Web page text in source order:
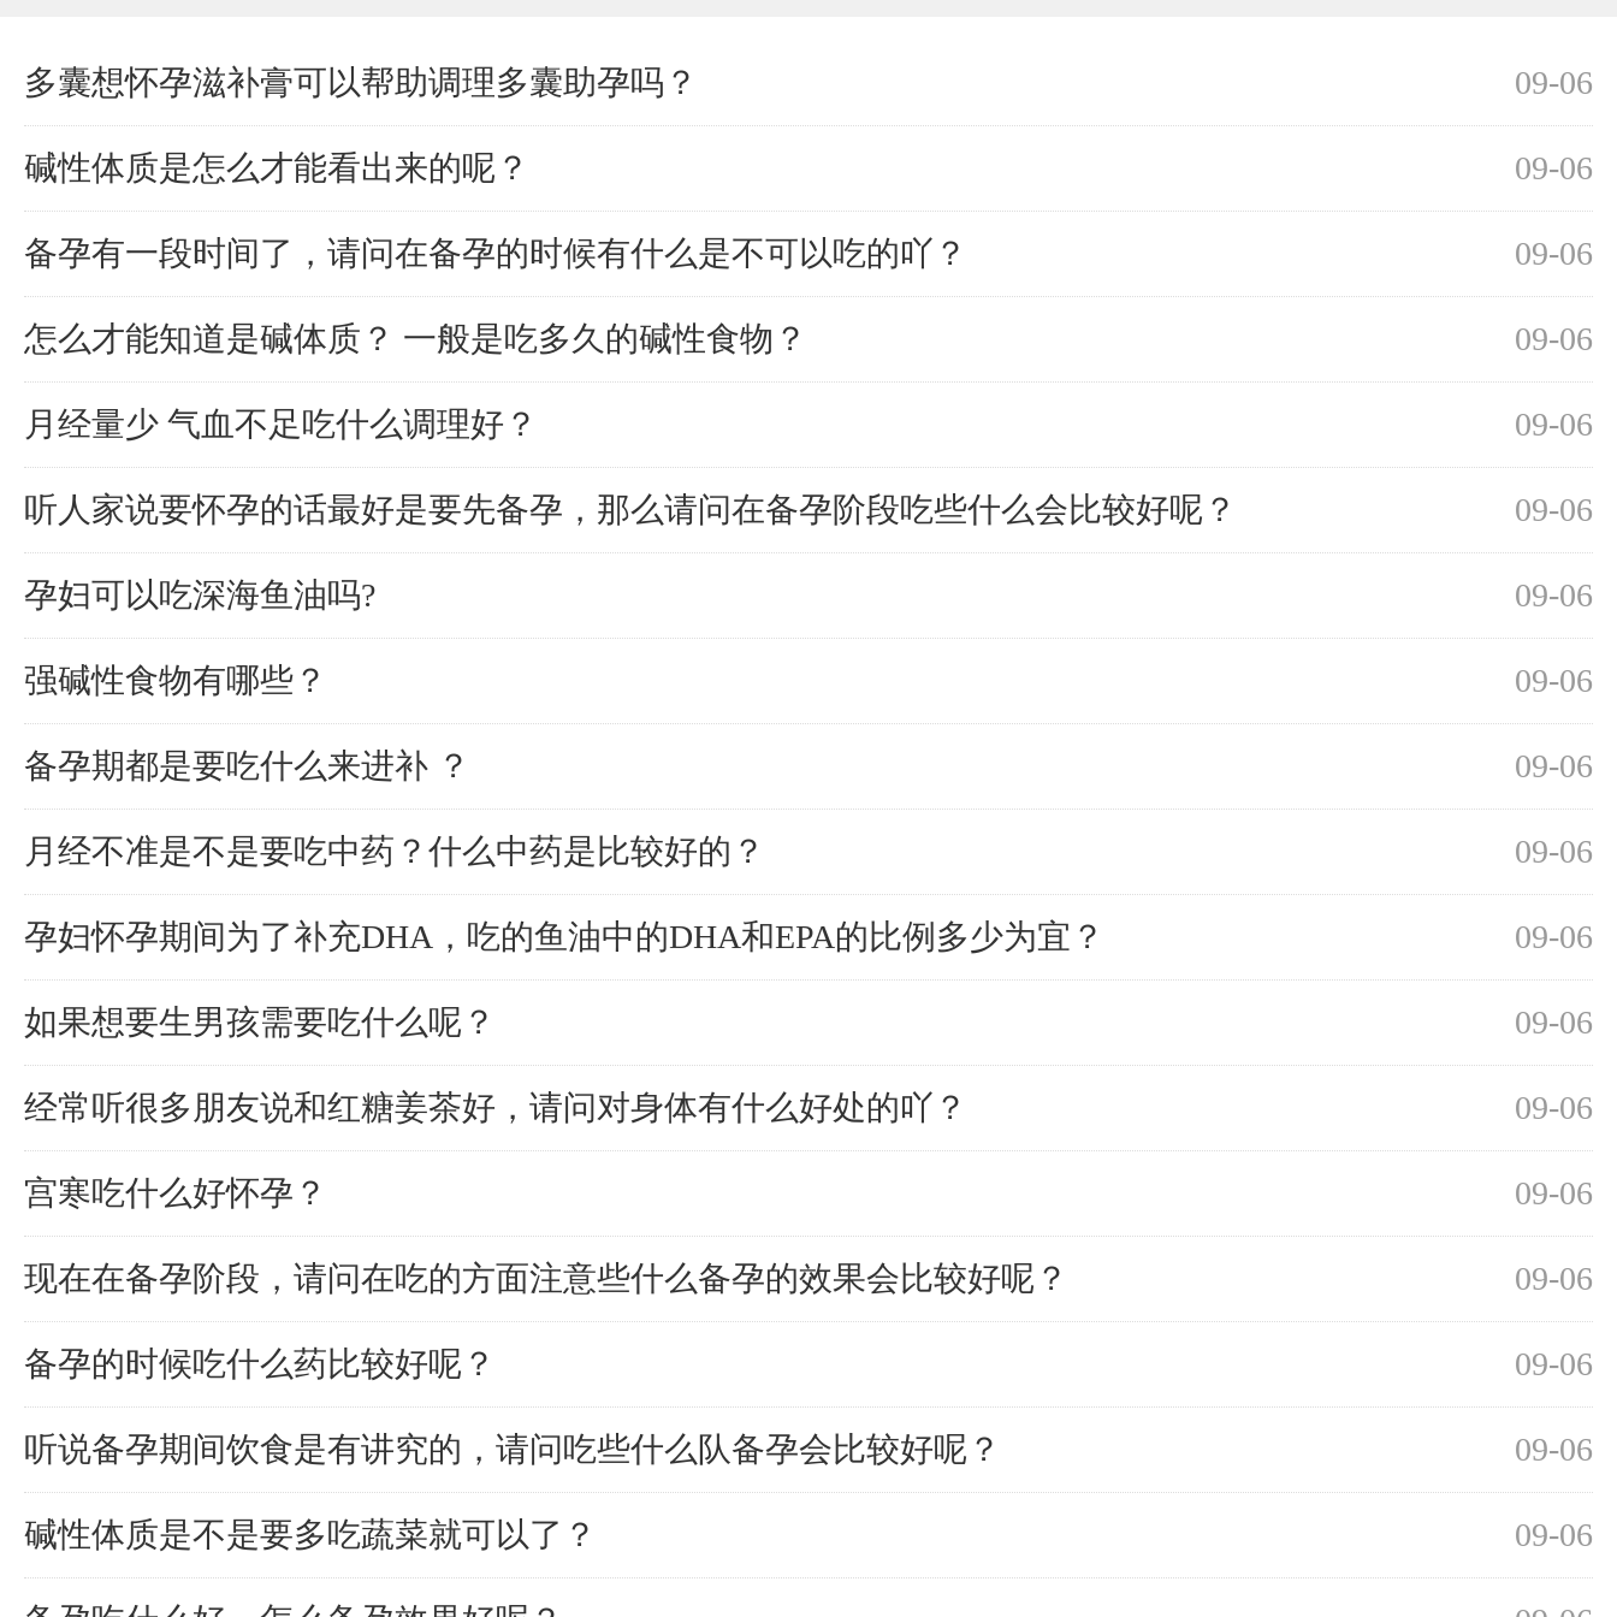
09-06
多囊想怀孕滋补膏可以帮助调理多囊助孕吗？
09-06
碱性体质是怎么才能看出来的呢？
09-06
备孕有一段时间了，请问在备孕的时候有什么是不可以吃的吖？
09-06
怎么才能知道是碱体质？ 一般是吃多久的碱性食物？
09-06
月经量少 气血不足吃什么调理好？
09-06
听人家说要怀孕的话最好是要先备孕，那么请问在备孕阶段吃些什么会比较好呢？
09-06
孕妇可以吃深海鱼油吗?
09-06
强碱性食物有哪些？
09-06
备孕期都是要吃什么来进补 ？
09-06
月经不准是不是要吃中药？什么中药是比较好的？
09-06
孕妇怀孕期间为了补充DHA，吃的鱼油中的DHA和EPA的比例多少为宜？
09-06
如果想要生男孩需要吃什么呢？
09-06
经常听很多朋友说和红糖姜茶好，请问对身体有什么好处的吖？
09-06
宫寒吃什么好怀孕？
09-06
现在在备孕阶段，请问在吃的方面注意些什么备孕的效果会比较好呢？
09-06
备孕的时候吃什么药比较好呢？
09-06
听说备孕期间饮食是有讲究的，请问吃些什么队备孕会比较好呢？
09-06
碱性体质是不是要多吃蔬菜就可以了？